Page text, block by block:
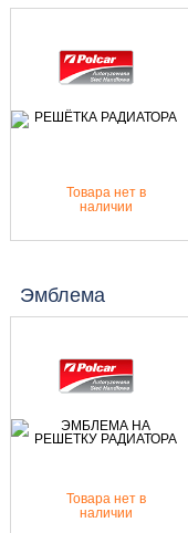
Товара нет в
наличии
Эмблема
Товара нет в
наличии